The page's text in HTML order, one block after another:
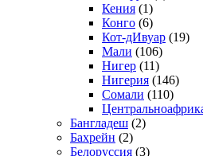
Кения (1)
Конго (6)
Кот-дИвуар (19)
Мали (106)
Нигер (11)
Нигерия (146)
Сомали (110)
Бангладеш (2)
Бахрейн (2)
Белоруссия (3)